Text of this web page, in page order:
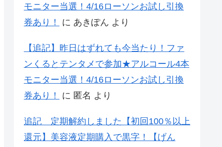
モニター当選！4/16ローソンお試し引換
券あり！
に あきぽん より
【追記】昨日はずれても今当たり！ファ
ンくるとテンタメで参加★アルコール4本
モニター当選！4/16ローソンお試し引換
券あり！
に 匿名 より
追記 定期解約しました【初回100％以上
還元】美容液定期購入で黒字！【げん